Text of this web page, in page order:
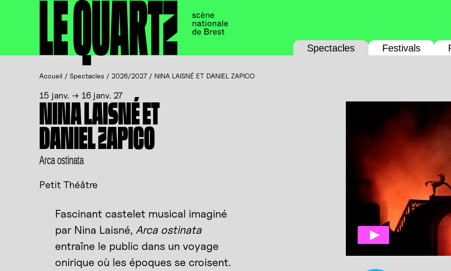
Panneau de gestion des cookies
Spectacles Festivals
Accueil / Spectacles / 2026/2027/ NINA LAISNÉ ET DANIEL ZAPICO
15 janv. → 16 janv. 27
NINA LAISNÉ ET
DANIEL ZAPICO
Arca ostinata
Petit Théâtre
Fascinant castelet musical imaginé
par Nina Laisné, Arca ostinata
entraîne le public dans un voyage
onirique où les époques se croisent.